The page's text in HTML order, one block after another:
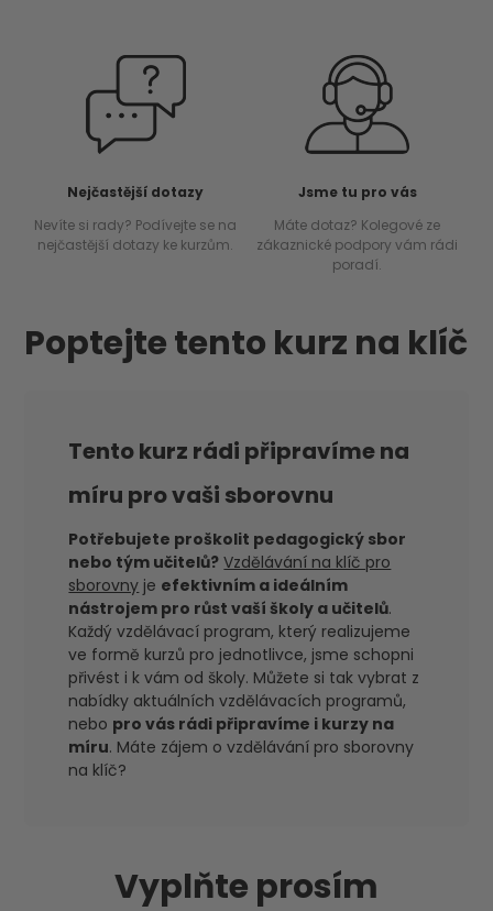
Nejčastější dotazy
Nevíte si rady? Podívejte se na
nejčastější dotazy ke kurzům.
Jsme tu pro vás
Máte dotaz? Kolegové ze
zákaznické podpory vám rádi
poradí.
Poptejte tento kurz na klíč
Tento kurz rádi připravíme na
míru pro vaši sborovnu
Potřebujete proškolit pedagogický sbor
nebo tým učitelů? Vzdělávání na klíč pro
sborovny je efektivním a ideálním
nástrojem pro růst vaší školy a učitelů.
Každý vzdělávací program, který realizujeme
ve formě kurzů pro jednotlivce, jsme schopni
přivést i k vám od školy. Můžete si tak vybrat z
nabídky aktuálních vzdělávacích programů,
nebo pro vás rádi připravíme i kurzy na
míru. Máte zájem o vzdělávání pro sborovny
na klíč?
Vyplňte prosím